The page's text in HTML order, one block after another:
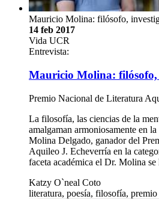
Mauricio Molina: filósofo,
14 feb 2017
Vida UCR
Entrevista:
Mauricio Molina: filósofo,
Premio Nacional de Literatura
La filosofía, las ciencias de la
amalgaman armoniosamente en
Molina Delgado, ganador del
Aquileo J. Echeverría en la
faceta académica el Dr. Molina
Katzy O`neal Coto
literatura, poesía, filosofía, premio